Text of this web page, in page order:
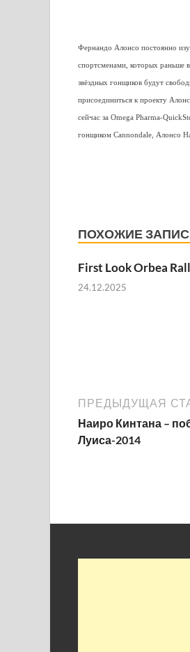
Фернандо Алонсо постоянно
спортсменами, которых раньше
звёздных гонщиков будут
присоединиться к проекту
сейчас за Omega Pharma-
гонщиком Cannondale, Алонсо
ПОХОЖИЕ
First Look Orbea
24.12.2025
ПРЕДЫДУЩАЯ
Наиро Кинтана –
Луиса-2014